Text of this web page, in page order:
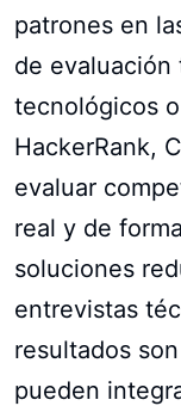
patrones en
de evaluación
tecnológicos
HackerRank,
evaluar
real y de
soluciones
entrevistas
resultados
pueden